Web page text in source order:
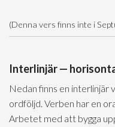
(Denna vers finns inte i
Interlinjär —
Nedan finns en interlinjär
ordföljd. Verben har en
Arbetet med att bygga